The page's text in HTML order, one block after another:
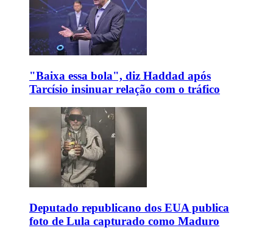
"Baixa essa bola", diz Haddad após
Tarcísio insinuar relação com o tráfico
Deputado republicano dos EUA publica
foto de Lula capturado como Maduro